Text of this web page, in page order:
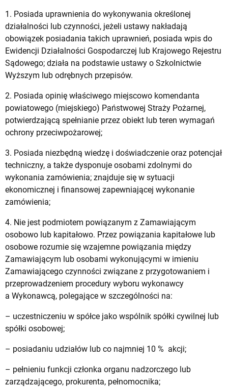
1. Posiada uprawnienia do wykonywania określonej
działalności lub czynności, jeżeli ustawy nakładają
obowiązek posiadania takich uprawnień, posiada wpis do
Ewidencji Działalności Gospodarczej lub Krajowego Rejestru
Sądowego; działa na podstawie ustawy o Szkolnictwie
Wyższym lub odrębnych przepisów.
2. Posiada opinię właściwego miejscowo komendanta
powiatowego (miejskiego) Państwowej Straży Pożarnej,
potwierdzającą spełnianie przez obiekt lub teren wymagań
ochrony przeciwpożarowej;
3. Posiada niezbędną wiedzę i doświadczenie oraz potencjał
techniczny, a także dysponuje osobami zdolnymi do
wykonania zamówienia; znajduje się w sytuacji
ekonomicznej i finansowej zapewniającej wykonanie
zamówienia;
4. Nie jest podmiotem powiązanym z Zamawiającym
osobowo lub kapitałowo. Przez powiązania kapitałowe lub
osobowe rozumie się wzajemne powiązania między
Zamawiającym lub osobami wykonującymi w imieniu
Zamawiającego czynności związane z przygotowaniem i
przeprowadzeniem procedury wyboru wykonawcy
a Wykonawcą, polegające w szczególności na:
– uczestniczeniu w spółce jako wspólnik spółki cywilnej lub
spółki osobowej;
– posiadaniu udziałów lub co najmniej 10 % akcji;
– pełnieniu funkcji członka organu nadzorczego lub
zarządzającego, prokurenta, pełnomocnika;